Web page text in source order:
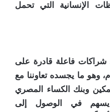
الإنسانية التي تحمل
شراكات فاعلة قادرة على
وهو ما يجسده تعاوننا مع
وبنك الكساء المصري
في الوصول إلى